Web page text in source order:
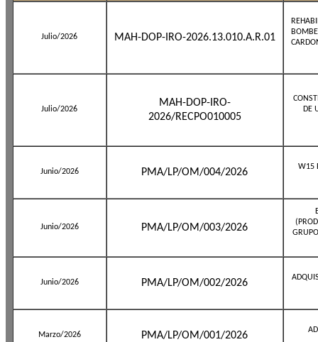
Julio/2026 MAH-DOP-IRO-2026.13.010.A.R.01
Julio/2026
MAH-DOP-IRO-
2026/RECPO010005
DE
Junio/2026 PMA/LP/OM/004/2026 W15
Junio/2026 PMA/LP/OM/003/2026
Junio/2026 PMA/LP/OM/002/2026
Marzo/2026 PMA/LP/OM/001/2026